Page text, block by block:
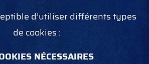
d’utiliser différents types
de cookies :
NÉCESSAIRES